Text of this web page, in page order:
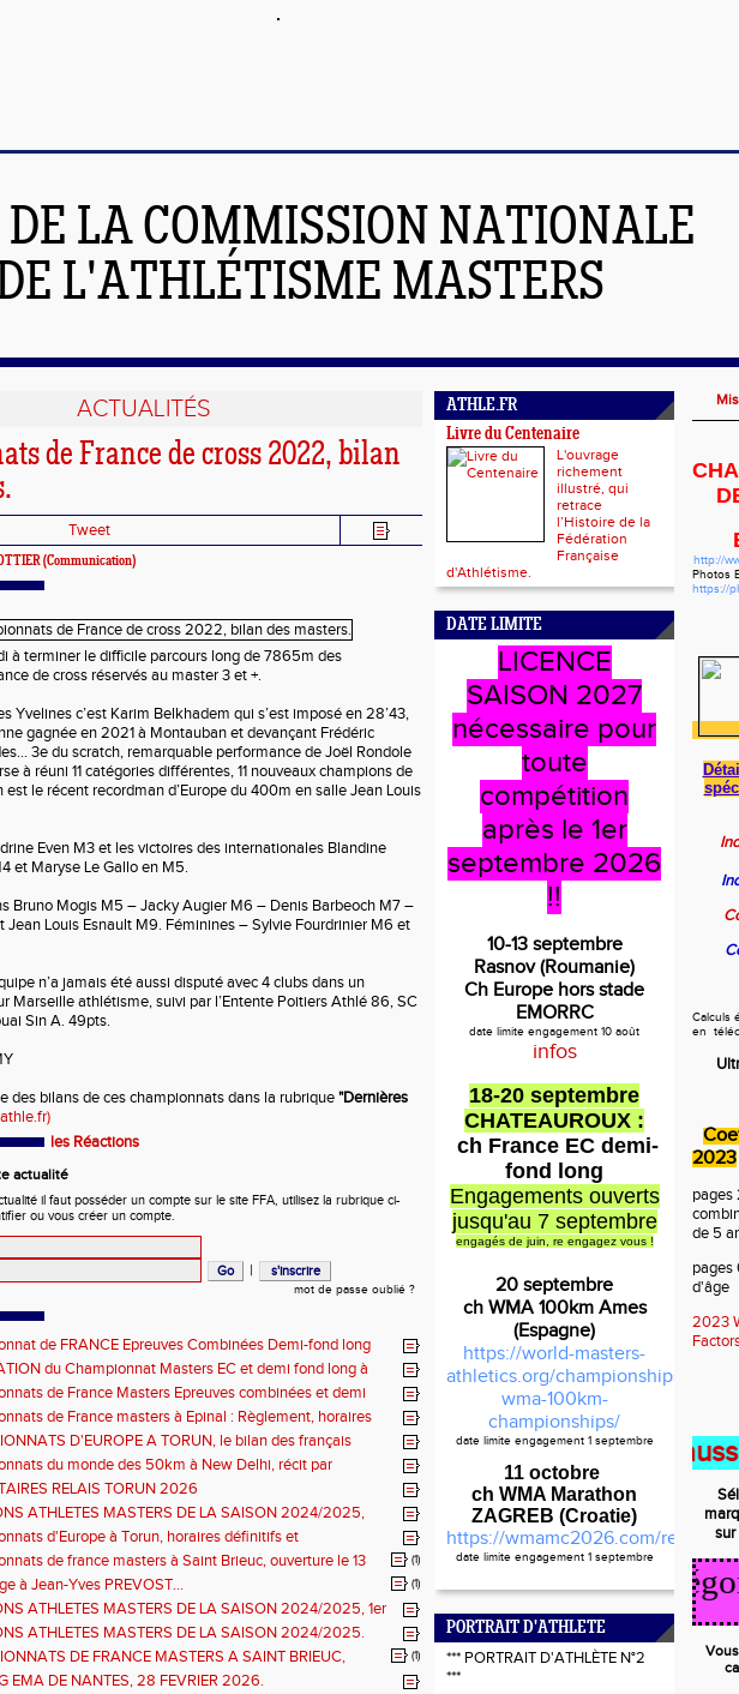
DE LA COMMISSION NATIONALE
L'ATHLÉTISME MASTERS
ACTUALITÉS
de France de cross 2022, bilan
Tweet
(Communication)
à terminer le difficile parcours long de 7865m des
de cross réservés au master 3 et +.
Yvelines c’est Karim Belkhadem qui s’est imposé en 28’43,
gagnée en 2021 à Montauban et devançant Frédéric
3e du scratch, remarquable performance de Joël Rondole
à réuni 11 catégories différentes, 11 nouveaux champions de
est le récent recordman d’Europe du 400m en salle Jean Louis
Even M3 et les victoires des internationales Blandine
et Maryse Le Gallo en M5.
Bruno Mogis M5 – Jacky Augier M6 – Denis Barbeoch M7 –
Jean Louis Esnault M9. Féminines – Sylvie Fourdrinier M6 et
n’a jamais été aussi disputé avec 4 clubs dans un
Marseille athlétisme, suivi par l’Entente Poitiers Athlé 86, SC
Sin A. 49pts.
des bilans de ces championnats dans la rubrique"Dernières
les Réactions
actualité
il faut posséder un compte sur le site FFA, utilisez la rubrique ci-
ou vous créer un compte.
|
mot de passe oublié ?
de FRANCE Epreuves Combinées Demi-fond long
CHATEAUROUX
du Championnat Masters EC et demi fond long à
les 27-28 juin
de France Masters Epreuves combinées et demi
de France masters à Epinal : Règlement, horaires
montée de barres et minimas médailles
D'EUROPE A TORUN, le bilan des français
du monde des 50km à New Delhi, récit par
DOUMENC.
RELAIS TORUN 2026
ATHLETES MASTERS DE LA SAISON 2024/2025,
: athlètes hommes.
d'Europe à Torun, horaires définitifs et
de france masters à Saint Brieuc, ouverture le 13
(1)
à Jean-Yves PREVOST... (1)
ATHLETES MASTERS DE LA SAISON 2024/2025, 1er
femmes.
ATHLETES MASTERS DE LA SAISON 2024/2025.
DE FRANCE MASTERS A SAINT BRIEUC,
sur les inscriptions et report de la date limite.
(1)
EMA DE NANTES, 28 FEVRIER 2026.
ATHLE.FR
Livre du Centenaire
L'ouvrage
richement
illustré, qui
retrace
l’Histoire de la
Fédération
Française
d'Athlétisme.
DATE LIMITE
LICENCE
SAISON 2027
nécessaire pour
toute
compétition
après le 1er
septembre 2026
!!
10-13 septembre
Rasnov (Roumanie)
Ch Europe hors stade
EMORRC
date limite engagement 10 août
infos
18-20 septembre
CHATEAUROUX :
ch France EC demi-
fond long
Engagements ouverts
jusqu'au 7 septembre
engagés de juin, re engagez vous !
20 septembre
ch WMA 100km Ames
(Espagne)
https://world-masters-
athletics.org/championships/2026-
wma-100km-
championships/
date limite engagement 1 septembre
11 octobre
ch WMA Marathon
ZAGREB (Croatie)
https://wmamc2026.com/
date limite engagement 1 septembre
PORTRAIT D'ATHLETE
*** PORTRAIT D'ATHLÈTE N°2
***
http://
Photos
https://
Calculs
en
2023
pages
de 5
pages
d'âge
2023
Règlement des
sur
Calcul